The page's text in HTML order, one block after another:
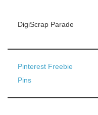
DigiScrap Parade
Pinterest Freebie
Pins